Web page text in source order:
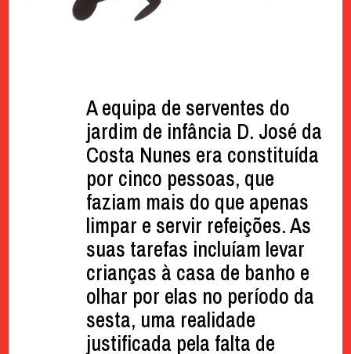
A equipa de serventes do
jardim de infância D. José da
Costa Nunes era constituída
por cinco pessoas, que
faziam mais do que apenas
limpar e servir refeições. As
suas tarefas incluíam levar
crianças à casa de banho e
olhar por elas no período da
sesta, uma realidade
justificada pela falta de